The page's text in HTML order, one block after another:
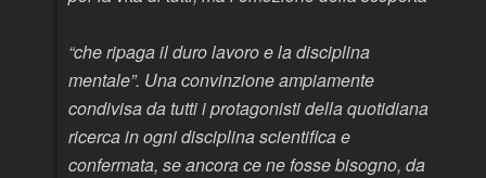
“che ripaga il duro lavoro e la disciplina
mentale”. Una convinzione ampiamente
condivisa da tutti i protagonisti della quotidiana
ricerca in ogni disciplina scientifica e
confermata, se ancora ce ne fosse bisogno, da